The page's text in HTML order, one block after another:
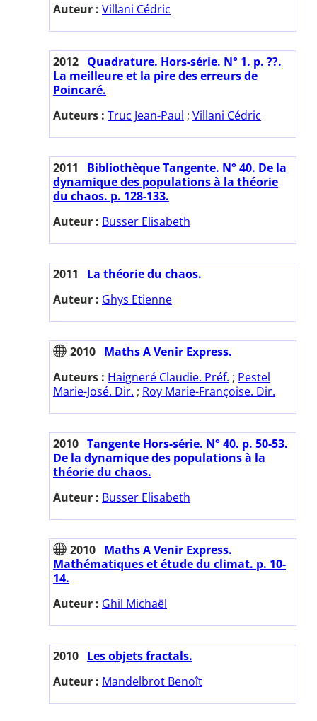
Auteur : Villani Cédric
2012 Quadrature. Hors-série. N° 1. p. ??.
La meilleure et la pire des erreurs de
Poincaré.
Auteurs : Truc Jean-Paul ; Villani Cédric
2011
Bibliothèque Tangente. N° 40. De la
dynamique des populations à la théorie
du chaos. p. 128-133.
Auteur : Busser Elisabeth
2011
La théorie du chaos.
Auteur : Ghys Etienne
2010 Maths A Venir Express.
Auteurs : Haigneré Claudie. Préf. ; Pestel
Marie-José. Dir. ; Roy Marie-Françoise. Dir.
2010 Tangente Hors-série. N° 40. p. 50-53.
De la dynamique des populations à la
théorie du chaos.
Auteur : Busser Elisabeth
2010 Maths A Venir Express.
Mathématiques et étude du climat. p. 10-
14.
Auteur : Ghil Michaël
2010 Les objets fractals.
Auteur : Mandelbrot Benoît